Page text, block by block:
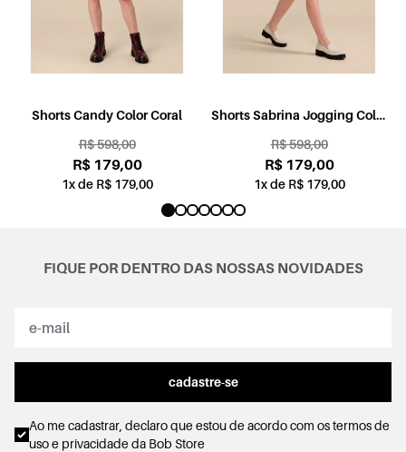
Shorts Candy Color Coral
R$ 598,00
R$ 179,00
1x de R$ 179,00
Shorts Sabrina Jogging Color
R$ 598,00
R$ 179,00
1x de R$ 179,00
FIQUE POR DENTRO DAS NOSSAS NOVIDADES
cadastre-se
Ao me cadastrar, declaro que estou de acordo com ostermos de
uso e privacidadeda Bob Store